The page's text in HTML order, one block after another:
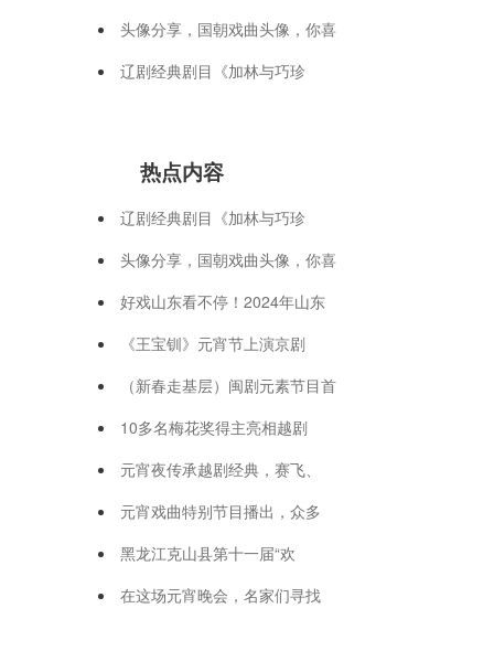
头像分享，国朝戏曲头像，你喜
辽剧经典剧目《加林与巧珍
热点内容
辽剧经典剧目《加林与巧珍
头像分享，国朝戏曲头像，你喜
好戏山东看不停！2024年山东
《王宝钏》元宵节上演京剧
（新春走基层）闽剧元素节目首
10多名梅花奖得主亮相越剧
元宵夜传承越剧经典，赛飞、
元宵戏曲特别节目播出，众多
黑龙江克山县第十一届“欢
在这场元宵晚会，名家们寻找